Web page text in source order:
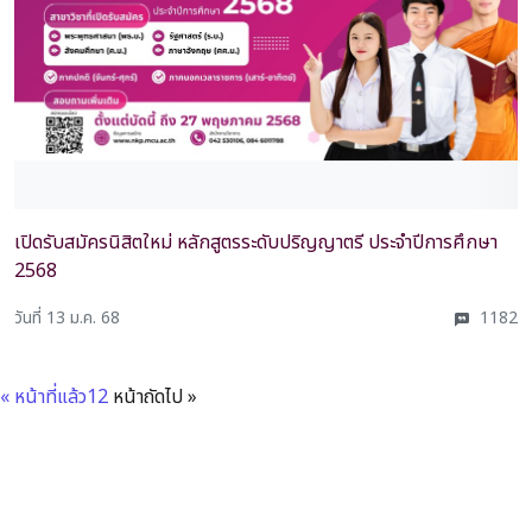
เปิดรับสมัครนิสิตใหม่ หลักสูตรระดับปริญญาตรี ประจำปีการศึกษา
2568
วันที่ 13 ม.ค. 68 1182
« หน้าที่แล้ว12 หน้าถัดไป »